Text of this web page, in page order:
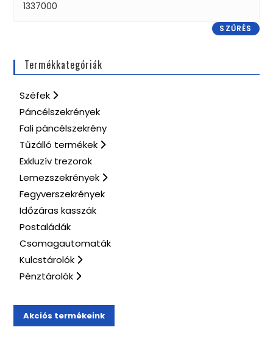
SZŰRÉS
Termékkategóriák
Széfek
Páncélszekrények
Fali páncélszekrény
Tűzálló termékek
Exkluzív trezorok
Lemezszekrények
Fegyverszekrények
Időzáras kasszák
Postaládák
Csomagautomaták
Kulcstárolók
Pénztárolók
Akciós termékeink